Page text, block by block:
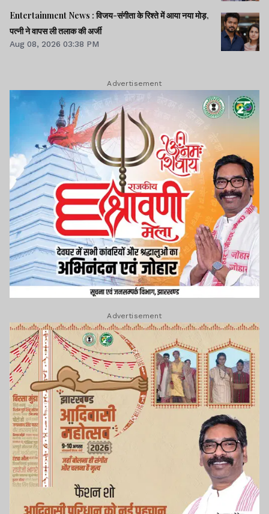
Entertainment News : विजय-संगीता के रिश्ते में आया नया मोड़,
पत्नी ने वापस ली तलाक की अर्जी
Aug 08, 2026 03:38 PM
Advertisement
Advertisement